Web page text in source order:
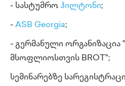
- სასტუმრო ჰილტონი;
- ASB Georgia;
- გერმანული ორგანიზაცია
მსოფლიოსთვის BROT";
სემინარებზე